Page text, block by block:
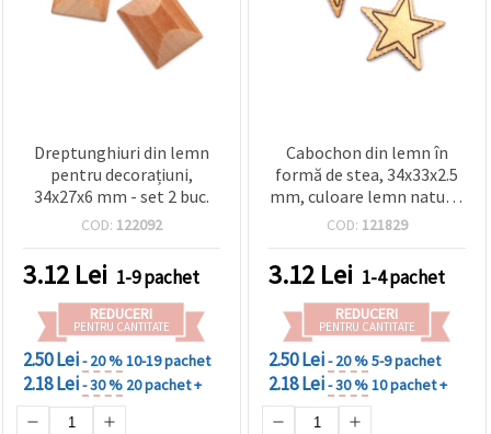
Dreptunghiuri din lemn
pentru decorațiuni,
34x27x6 mm - set 2 buc.
COD: 122092
3.12 Lei 1-9 pachet
REDUCERI
PENTRU CANTITATE
2.50 Lei- 20 %10-19 pachet
2.18 Lei- 30 % 20 pachet +
Cabochon din lemn în
formă de stea, 34x33x2.5
mm, culoare lemn natur –
set 10 bucăți
COD: 121829
3.12 Lei 1-4 pachet
REDUCERI
PENTRU CANTITATE
2.50 Lei- 20 %5-9 pachet
2.18 Lei- 30 %10 pachet +